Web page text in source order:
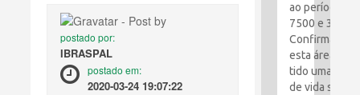
postado por:
IBRASPAL
postado em:
2020-03-24 19:07:22
ao período
7500 e 3100
Confirma que
esta área tem
tido uma
de vida